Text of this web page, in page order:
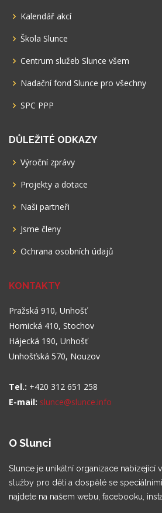
Kalendář akcí
Škola Slunce
Centrum služeb Slunce všem
Nadační fond Slunce pro všechny
SPC PPP
DŮLEŽITÉ ODKAZY
Výroční zprávy
Projekty a dotace
Naši partneři
Jsme členy
Ochrana osobních údajů
KONTAKTY
Pražská 910, Unhošť
Hornická 410, Stochov
Hájecká 190, Unhošť
Unhošťská 570, Nouzov
Tel.: +420 312 651 258
E-mail: slunce@slunce.info
O Slunci
Slunce je unikátní organizace nabízející
služby pro děti a dospělé se
najdete na našem webu, facebooku,